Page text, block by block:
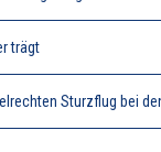
trägt
Sturzflug bei